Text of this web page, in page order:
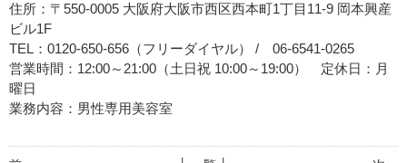
住所：〒550-0005 大阪府大阪市西区西本町1丁目11-9 岡本興産
ビル1F
TEL：0120-650-656（フリーダイヤル） / 06-6541-0265
営業時間：12:00～21:00（土日祝 10:00～19:00） 定休日：月
曜日
業務内容：男性専用美容室